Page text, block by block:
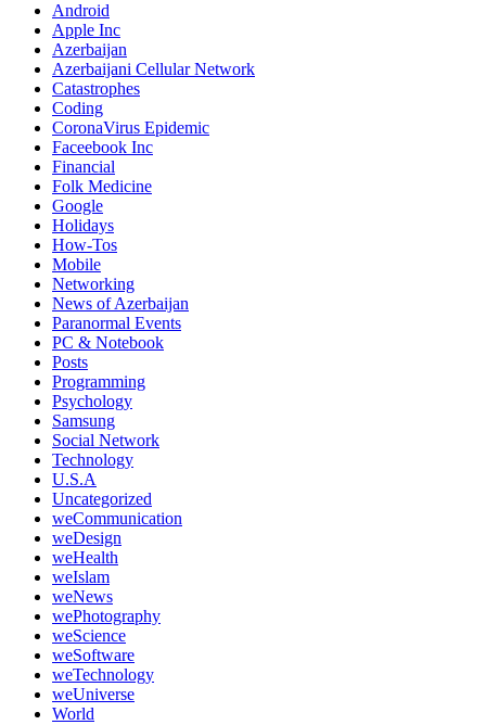
Android
Apple Inc
Azerbaijan
Azerbaijani Cellular Network
Catastrophes
Coding
CoronaVirus Epidemic
Faceebook Inc
Financial
Folk Medicine
Google
Holidays
How-Tos
Mobile
Networking
News of Azerbaijan
Paranormal Events
PC & Notebook
Posts
Programming
Psychology
Samsung
Social Network
Technology
U.S.A
Uncategorized
weCommunication
weDesign
weHealth
weIslam
weNews
wePhotography
weScience
weSoftware
weTechnology
weUniverse
World